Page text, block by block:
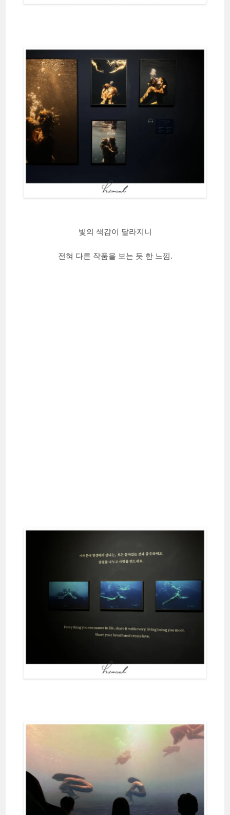
빛의 색감이 달라지니
전혀 다른 작품을 보는 듯 한 느낌.